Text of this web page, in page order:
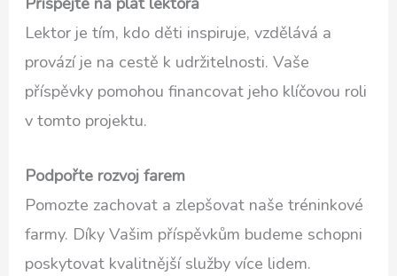
Lektor je tím, kdo děti inspiruje, vzdělává a
provází je na cestě k udržitelnosti. Vaše
příspěvky pomohou financovat jeho klíčovou roli
v tomto projektu.
Podpořte rozvoj farem
Pomozte zachovat a zlepšovat naše tréninkové
farmy. Díky Vašim příspěvkům budeme schopni
poskytovat kvalitnější služby více lidem.